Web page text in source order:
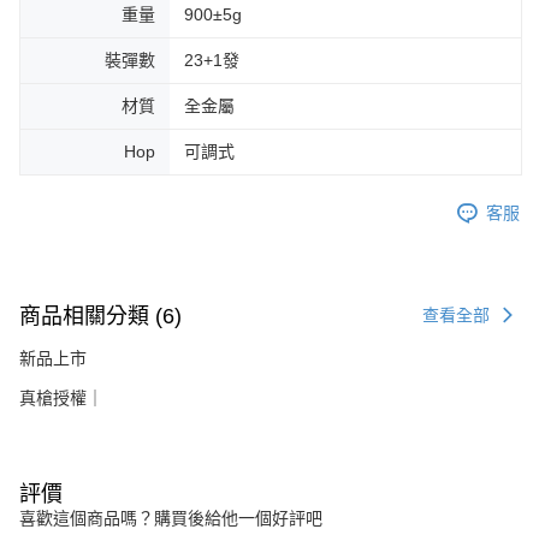
重量 900±5g
裝彈數 23+1發
材質 全金屬
Hop 可調式
客服
商品相關分類 (6) 查看全部
新品上市
真槍授權｜
評價
喜歡這個商品嗎？購買後給他一個好評吧